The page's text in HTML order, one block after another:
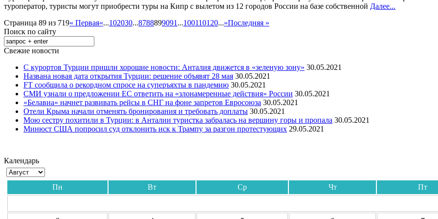
туроператор, туристы могут приобрести туры на Кипр с вылетом из 12 городов России на базе собственной Далее...
Страница 89 из 719« Первая«...102030...8788899091 ...100110120...»Последняя »
Поиск по сайту
Свежие новости
С курортов Турции пришли хорошие новости: Анталия движется в «зеленую зону» 30.05.2021
Названа новая дата открытия Турции: решение объявят 28 мая 30.05.2021
FT сообщила о рекордном спросе на суперъяхты в пандемию 30.05.2021
СМИ узнали о предложении ЕС ответить на «злонамеренные действия» России 30.05.2021
«Белавиа» начнет развивать рейсы в СНГ на фоне запретов Евросоюза 30.05.2021
Отели Крыма начали отменять бронирования и требовать доплаты 30.05.2021
Мою сестру похитили в Турции: в Анталии туристка забралась на вершину горы и пропала 30.05.2021
Минюст США попросил суд отклонить иск к Трампу за разгон протестующих 29.05.2021
Календарь
Пн Вт Ср Чт Пт